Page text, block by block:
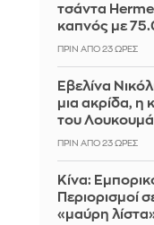
τσάντα
καπνός με
ΠΡΙΝ ΑΠΌ 23 ΏΡΕΣ
Εβελίνα
μια ακρίδα, η
του Λουκουμά
ΠΡΙΝ ΑΠΌ 23 ΏΡΕΣ
Κίνα:
Περιορισμοί
«μαύρη